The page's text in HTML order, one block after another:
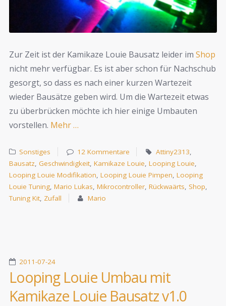
Zur Zeit ist der Kamikaze Louie Bausatz leider im Shop
nicht mehr verfügbar. Es ist aber schon für Nachschub
gesorgt, so dass es nach einer kurzen Wartezeit
wieder Bausätze geben wird. Um die Wartezeit etwas
zu überbrücken möchte ich hier einige Umbauten
vorstellen. Mehr …
Sonstiges 12 Kommentare Attiny2313,
Bausatz, Geschwindigkeit, Kamikaze Louie, Looping Louie,
Looping Louie Modifikation, Looping Louie Pimpen, Looping
Louie Tuning, Mario Lukas, Mikrocontroller, Rückwaärts, Shop,
Tuning Kit, Zufall Mario
2011-07-24
Looping Louie Umbau mit
Kamikaze Louie Bausatz v1.0